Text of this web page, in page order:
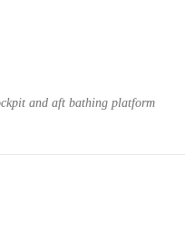
and aft bathing platform